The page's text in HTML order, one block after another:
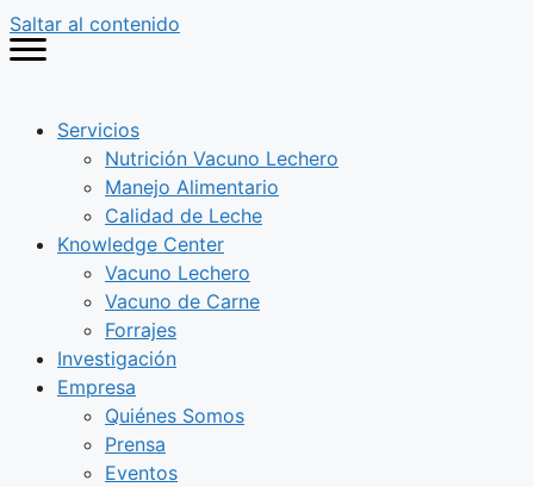
Saltar al contenido
Servicios
Nutrición Vacuno Lechero
Manejo Alimentario
Calidad de Leche
Knowledge Center
Vacuno Lechero
Vacuno de Carne
Forrajes
Investigación
Empresa
Quiénes Somos
Prensa
Eventos